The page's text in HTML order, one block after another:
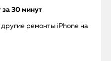
30 минут
ремонты iPhone на